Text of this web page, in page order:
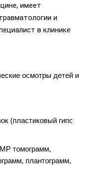
имеет
и
в клинике
осмотры детей и
(пластиковый гипс
томограмм,
плантограмм,